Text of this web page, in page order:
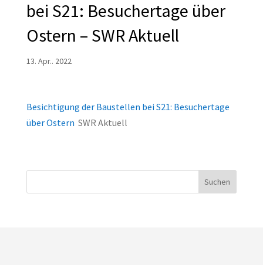
bei S21: Besuchertage über
Ostern – SWR Aktuell
13. Apr.. 2022
Besichtigung der Baustellen bei S21: Besuchertage
über Ostern SWR Aktuell
Suchen